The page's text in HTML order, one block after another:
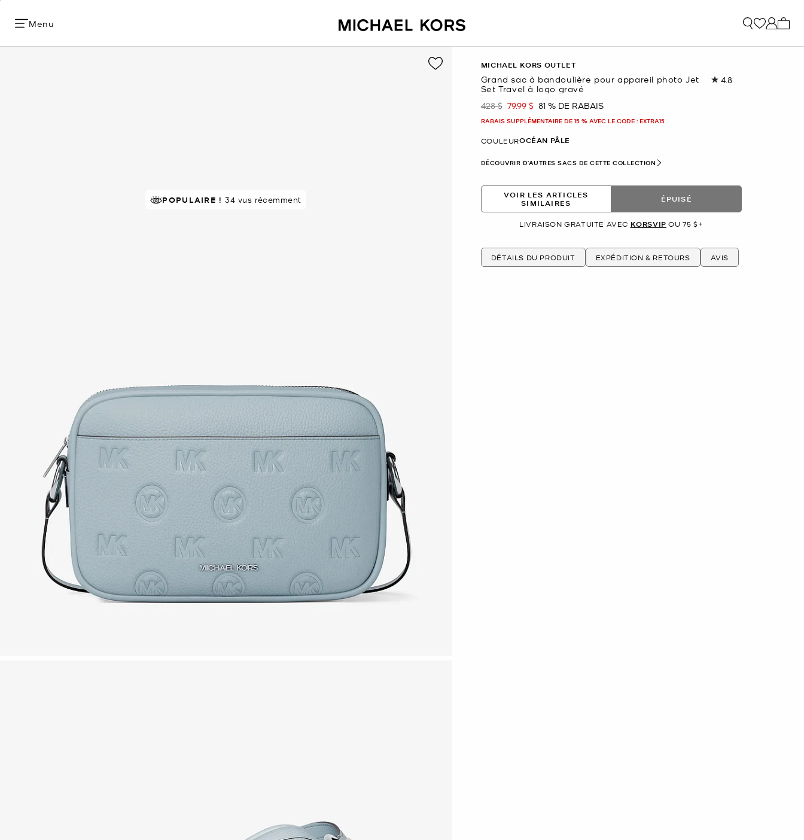
Menu
À SUCCÈS!Classé 5 étoiles par 89 % des clients
POPULAIRE ! 34 vus récemment
MICHAEL KORS OUTLET
Grand sac à bandoulière pour appareil photo Jet
Set Travel à logo gravé
4.8Lire
était
428 $ maintenant
79.99 $ 81 % DE RABAIS
RABAIS SUPPLÉMENTAIRE DE 15 % AVEC LE CODE : EXTRA15
COULEUROCÉAN PÂLE
DÉCOUVRIR D'AUTRES SACS DE CETTE COLLECTION
VOIR LES ARTICLES
SIMILAIRES
ÉPUISÉ
LIVRAISON GRATUITE AVEC KORSVIP OU 75 $+
DÉTAILS DU PRODUIT EXPÉDITION & RETOURS AVIS